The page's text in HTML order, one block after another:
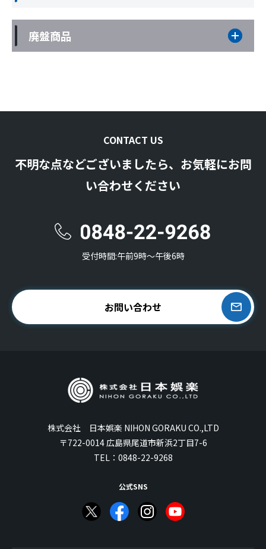
廃盤商品
CONTACT US
不明な点などございましたら、お気軽にお問
い合わせください
受付時間:午前9時〜午後6時
お問い合わせ
株式会社 日本娯楽 NIHON GORAKU CO.,LTD
〒722-0014 広島県尾道市新浜2丁目7-6
TEL： 0848-22-9268
公式SNS